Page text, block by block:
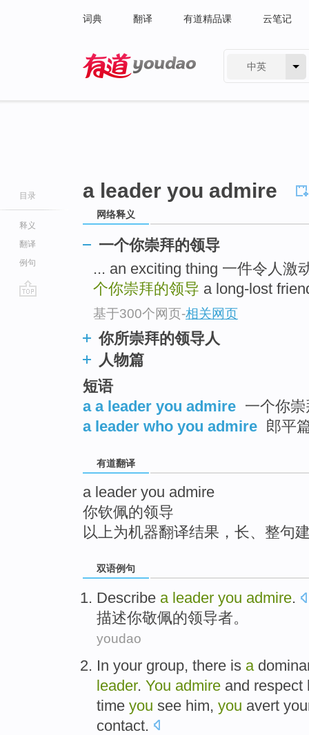
词典 翻译 有道精品课 云笔记
中英
目录
释义
翻译
例句
a leader you admire
网络释义
一个你崇拜的领导
... an exciting thing 一件令人激
个你崇拜的领导 a long-lost
基于300个网页-相关网页
你所崇拜的领导人
人物篇
短语
a a leader you admire 一个你
a leader who you admire 郎平
有道翻译
a leader you admire
你钦佩的领导
以上为机器翻译结果，长、整句
双语例句
Describe a leader you admire.
描述你敬佩的领导者。
youdao
In your group, there is a
leader. You admire and respect
time you see him, you avert
contact.